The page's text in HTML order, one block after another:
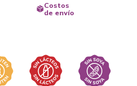
Costos
de envío